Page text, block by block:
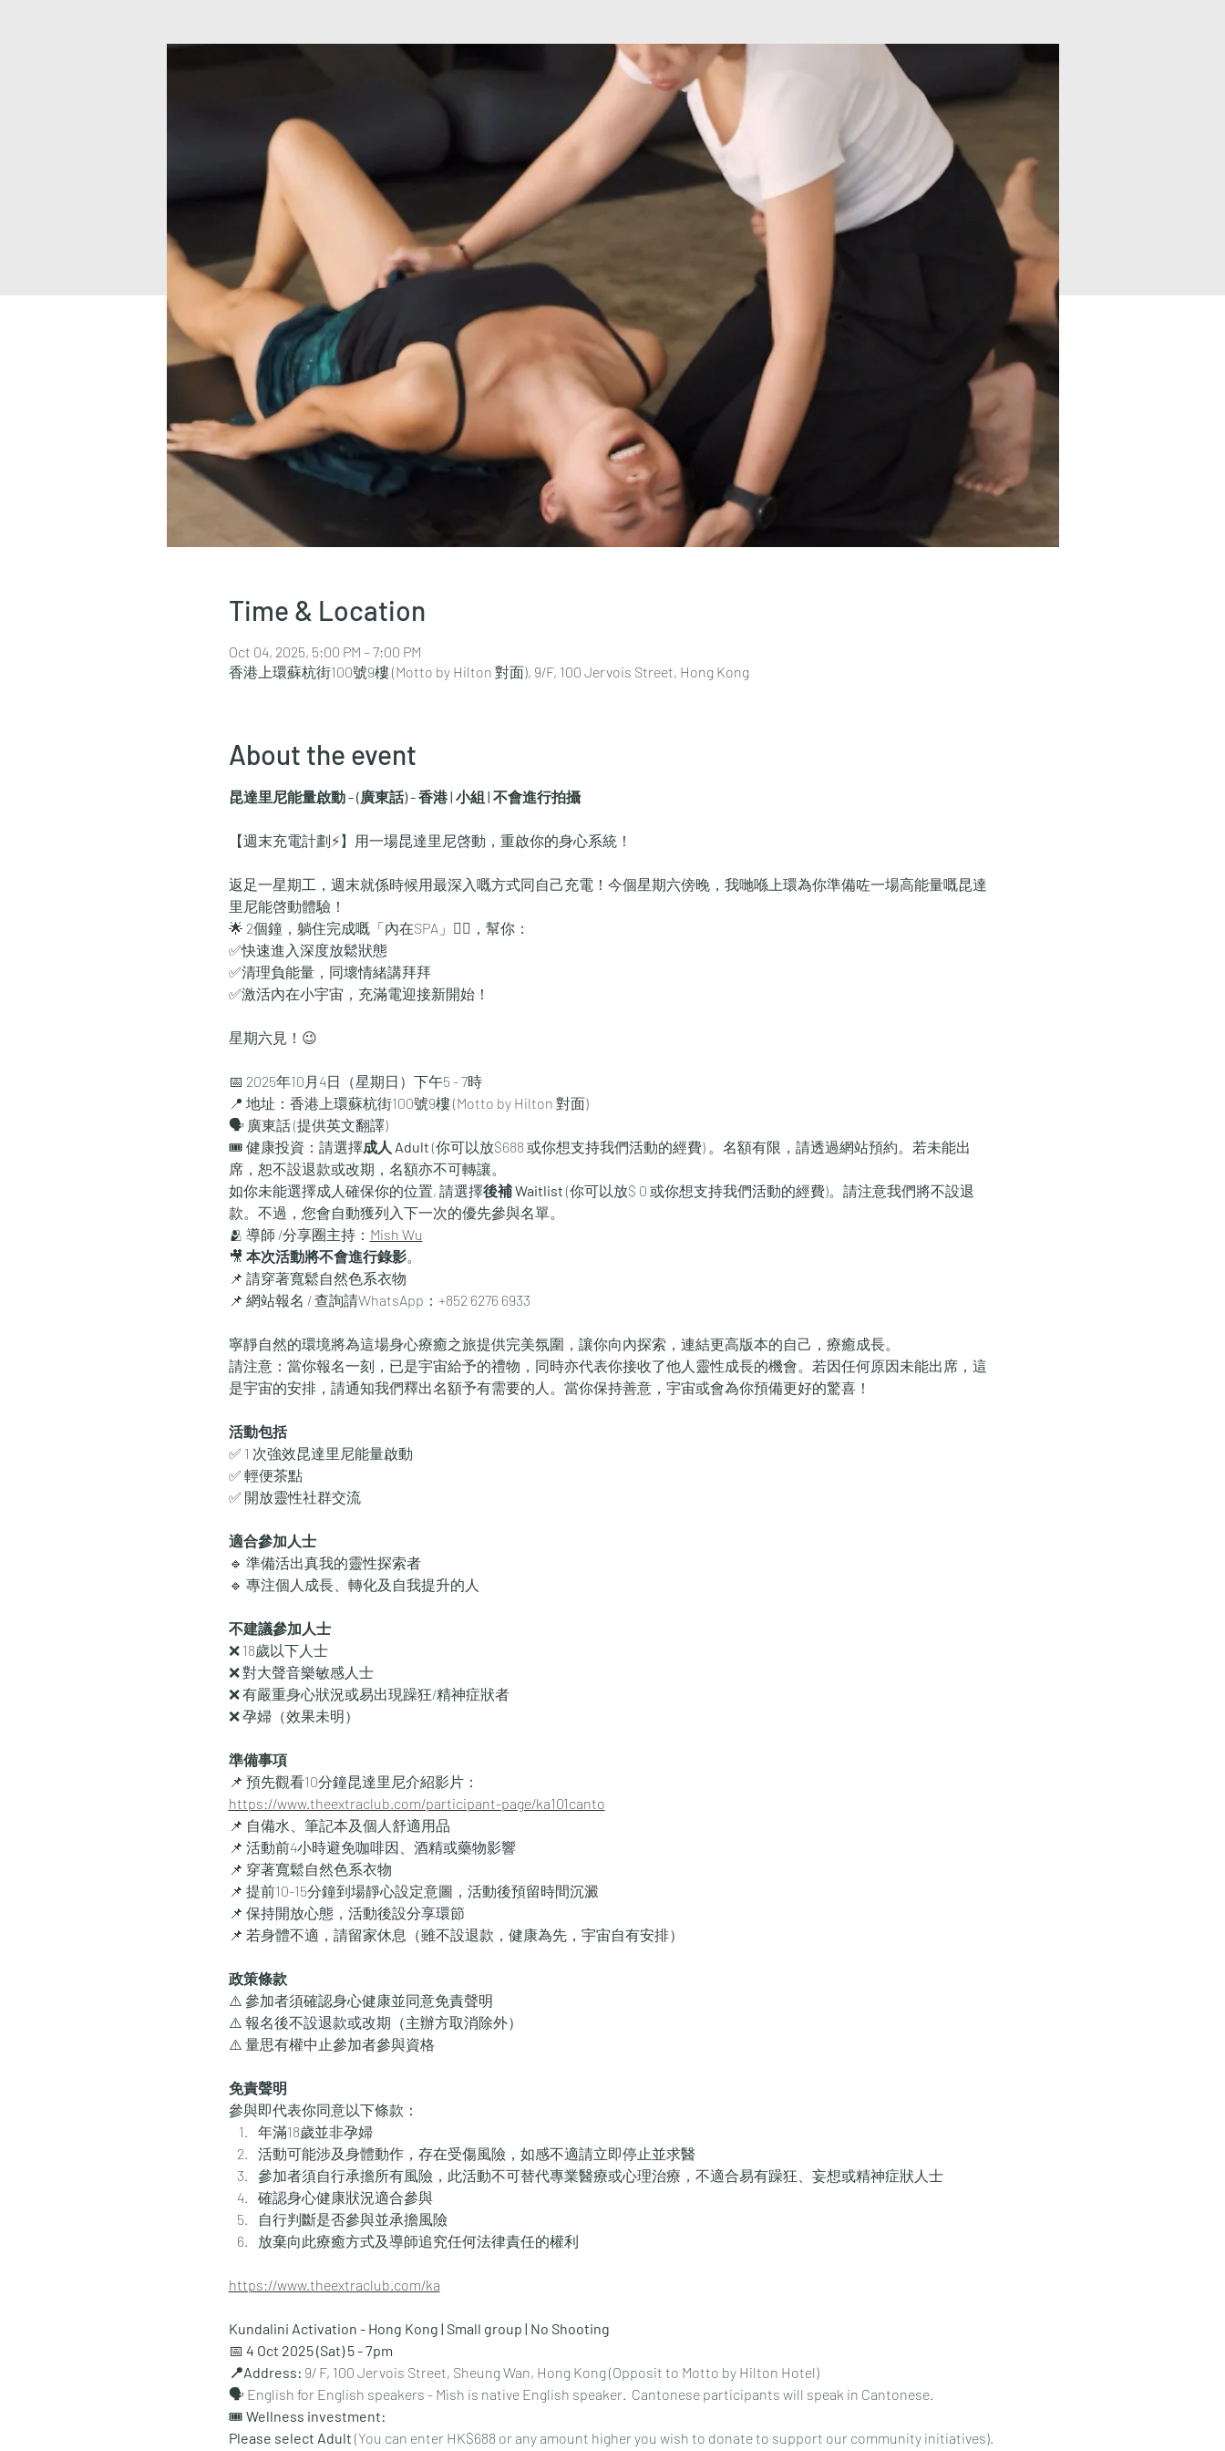
Time & Location
Oct 04, 2025, 5:00 PM – 7:00 PM
香港上環蘇杭街100號9樓 (Motto by Hilton 對面), 9/F, 100 Jervois Street, Hong Kong
About the event
昆達里尼能量啟動 - (廣東話) - 香港 | 小組 | 不會進行拍攝
【週末充電計劃⚡】用一場昆達里尼啓動，重啟你的身心系統！
返足一星期工，週末就係時候用最深入嘅方式同自己充電！今個星期六傍晚，我哋喺上環為你準備咗一場高能量嘅昆達
里尼能啓動體驗！
🌟 2個鐘，躺住完成嘅「內在SPA」🧖‍♀，幫你：
✅快速進入深度放鬆狀態
✅清理負能量，同壞情緒講拜拜
✅激活內在小宇宙，充滿電迎接新開始！
星期六見！😉
📅 2025年10月4日（星期日）下午5 - 7時
📍 地址：香港上環蘇杭街100號9樓 (Motto by Hilton 對面)
🗣 廣東話 (提供英文翻譯)
🎟 健康投資：請選擇成人 Adult (你可以放$688 或你想支持我們活動的經費) 。名額有限，請透過網站預約。若未能出
席，恕不設退款或改期，名額亦不可轉讓。
如你未能選擇成人確保你的位置, 請選擇後補 Waitlist (你可以放$ 0 或你想支持我們活動的經費)。請注意我們將不設退
款。不過，您會自動獲列入下一次的優先參與名單。
🫂 導師 /分享圈主持： Mish Wu
🎥 本次活動將不會進行錄影。
📌 請穿著寬鬆自然色系衣物
📌 網站報名 / 查詢請WhatsApp：+852 6276 6933
寧靜自然的環境將為這場身心療癒之旅提供完美氛圍，讓你向內探索，連結更高版本的自己，療癒成長。
請注意：當你報名一刻，已是宇宙給予的禮物，同時亦代表你接收了他人靈性成長的機會。若因任何原因未能出席，這
是宇宙的安排，請通知我們釋出名額予有需要的人。當你保持善意，宇宙或會為你預備更好的驚喜！
活動包括
✅ 1 次強效昆達里尼能量啟動
✅ 輕便茶點
✅ 開放靈性社群交流
適合參加人士
🔹 準備活出真我的靈性探索者
🔹 專注個人成長、轉化及自我提升的人
不建議參加人士
❌ 18歲以下人士
❌ 對大聲音樂敏感人士
❌ 有嚴重身心狀況或易出現躁狂/精神症狀者
❌ 孕婦（效果未明）
準備事項
📌 預先觀看10分鐘昆達里尼介紹影片：
https://www.theextraclub.com/participant-page/ka101canto
📌 自備水、筆記本及個人舒適用品
📌 活動前4小時避免咖啡因、酒精或藥物影響
📌 穿著寬鬆自然色系衣物
📌 提前10-15分鐘到場靜心設定意圖，活動後預留時間沉澱
📌 保持開放心態，活動後設分享環節
📌 若身體不適，請留家休息（雖不設退款，健康為先，宇宙自有安排）
政策條款
⚠️ 參加者須確認身心健康並同意免責聲明
⚠️ 報名後不設退款或改期（主辦方取消除外）
⚠️ 量思有權中止參加者參與資格
免責聲明
參與即代表你同意以下條款：
年滿18歲並非孕婦
活動可能涉及身體動作，存在受傷風險，如感不適請立即停止並求醫
參加者須自行承擔所有風險，此活動不可替代專業醫療或心理治療，不適合易有躁狂、妄想或精神症狀人士
確認身心健康狀況適合參與
自行判斷是否參與並承擔風險
放棄向此療癒方式及導師追究任何法律責任的權利
https://www.theextraclub.com/ka
Kundalini Activation - Hong Kong | Small group | No Shooting
📅 4 Oct 2025 (Sat) 5 - 7pm
⁠📍Address: 9/ F, 100 Jervois Street, Sheung Wan, Hong Kong (Opposit to Motto by Hilton Hotel)
🗣 English for English speakers - Mish is native English speaker.  Cantonese participants will speak in Cantonese.
🎟 Wellness investment:
Please select Adult (You can enter HK$688 or any amount higher you wish to donate to support our community initiatives).